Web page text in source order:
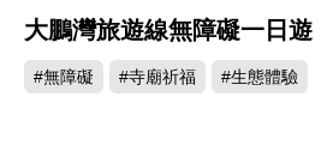
大鵬灣旅遊線無障礙一日遊
#無障礙 #寺廟祈福 #生態體驗